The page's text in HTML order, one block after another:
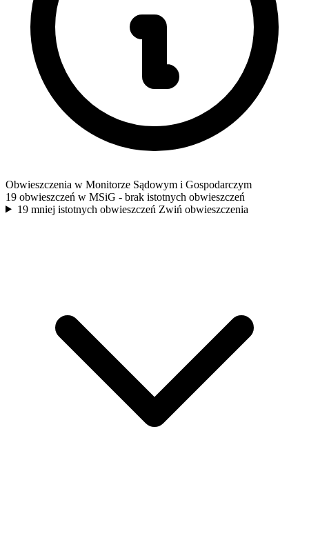
Obwieszczenia w Monitorze Sądowym i Gospodarczym
19 obwieszczeń w MSiG - brak istotnych obwieszczeń
19 mniej istotnych obwieszczeń Zwiń obwieszczenia